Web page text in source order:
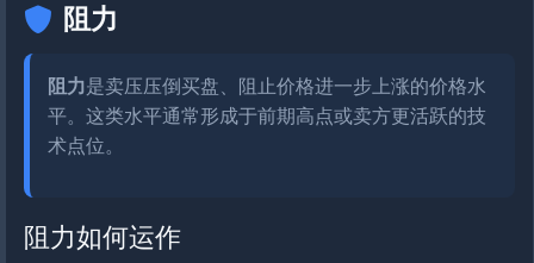
阻力
阻力是卖压压倒买盘、阻止价格进一步上涨的价格水
平。这类水平通常形成于前期高点或卖方更活跃的技
术点位。
阻力如何运作